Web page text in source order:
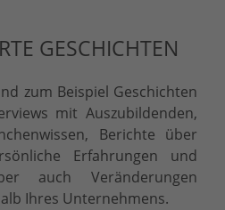
GESCHICHTEN
zum Beispiel Geschichten
mit Auszubildenden,
Berichte über
Erfahrungen und
auch Veränderungen
Ihres Unternehmens.